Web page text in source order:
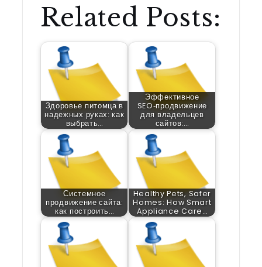
Related Posts:
Здоровье питомца в
надежных руках: как
выбрать…
Эффективное
SEO‑продвижение
для владельцев
сайтов:…
Системное
продвижение сайта:
как построить…
Healthy Pets, Safer
Homes: How Smart
Appliance Care…